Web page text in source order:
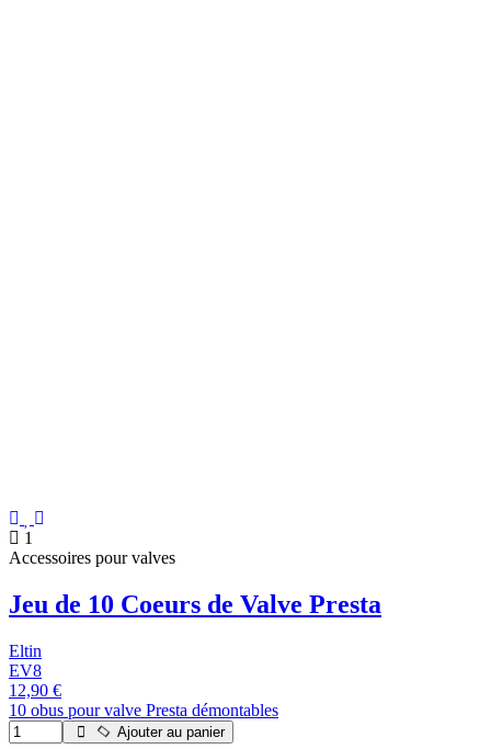
1
Accessoires pour valves
Jeu de 10 Coeurs de Valve Presta
Eltin
EV8
12,90 €
10 obus pour valve Presta démontables
Ajouter au panier